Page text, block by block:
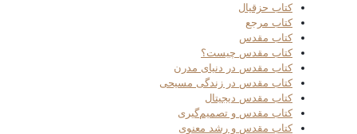
کتاب حزقیال
کتاب مرجع
کتاب مقدس
کتاب مقدس چیست؟
کتاب مقدس در دنیای مدرن
کتاب مقدس در زندگی مسیحی
کتاب مقدس دیجیتال
کتاب مقدس و تصمیم‌گیری
کتاب مقدس و رشد معنوی